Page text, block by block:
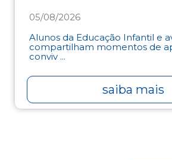
05/08/2026
Alunos da Educação Infantil e
compartilham momentos de
conviv ...
saiba mais